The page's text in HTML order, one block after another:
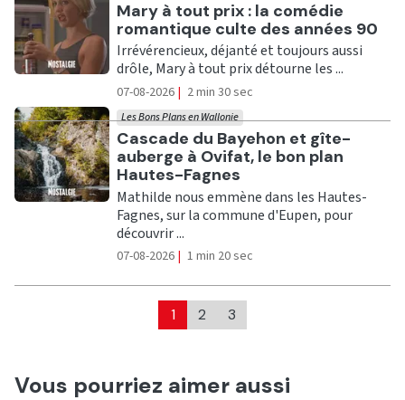
Ecouter
Mary à tout prix : la comédie
romantique culte des années 90
Irrévérencieux, déjanté et toujours aussi
drôle, Mary à tout prix détourne les ...
07-08-2026 | 2 min 30 sec
Ecouter
Cascade du Bayehon et gîte-
auberge à Ovifat, le bon plan
Hautes-Fagnes
Les Bons Plans en Wallonie
Mathilde nous emmène dans les Hautes-
Fagnes, sur la commune d'Eupen, pour
découvrir ...
07-08-2026 | 1 min 20 sec
1 2 3
Vous pourriez aimer aussi